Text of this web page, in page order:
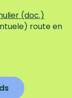
(doc.)
route en